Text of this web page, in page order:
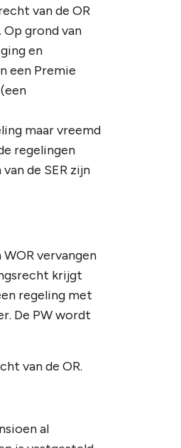
van de OR
grond van
en
een Premie
maar vreemd
regelingen
de SER zijn
vervangen
krijgt
regeling met
De PW wordt
van de OR.
al